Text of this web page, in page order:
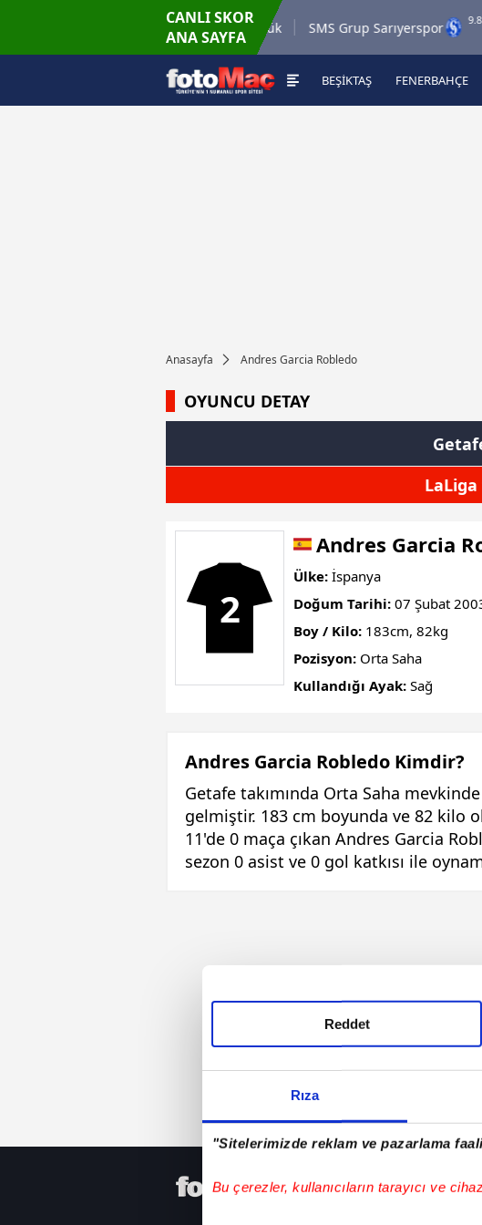
Rıza
"Sitelerimizde reklam ve pazarlama
Bu çerezler, kullanıcıların tarayıcı ve
Reddet
CANLI SKOR
ANA SAYFA
Misirli.com.tr Karagümrük SMS Grup Sarıyerspor
9.8.2026 -
19:00
BEŞİKTAŞ FENERBAHÇE
Anasayfa Andres Garcia Robledo
OYUNCU DETAY
LaLiga
2
Andres Garcia
Ülke: İspanya
Doğum Tarihi: 07 Şubat
Boy / Kilo: 183cm, 82kg
Pozisyon: Orta Saha
Kullandığı Ayak: Sağ
Andres Garcia Robledo Kimdir?
Getafe takımında Orta Saha
gelmiştir. 183 cm boyunda ve 82 kilo
11'de 0 maça çıkan Andres Garcia
sezon 0 asist ve 0 gol katkısı ile
HER YERDE!